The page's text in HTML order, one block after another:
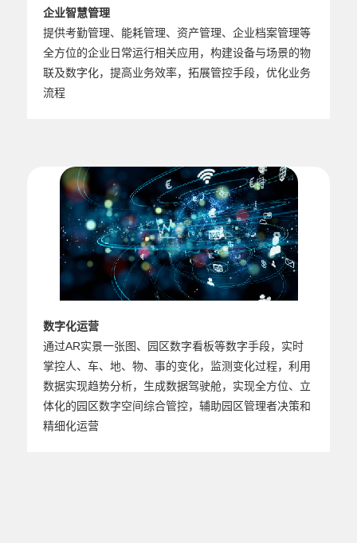
企业智慧管理
提供考勤管理、能耗管理、资产管理、企业档案管理等
全方位的企业日常运行相关应用，构建设备与场景的物
联及数字化，提高业务效率，拓展管控手段，优化业务
流程
数字化运营
通过AR实景一张图、园区数字看板等数字手段，实时
掌控人、车、地、物、事的变化，监测变化过程，利用
数据实现趋势分析，生成数据驾驶舱，实现全方位、立
体化的园区数字空间综合管控，辅助园区管理者决策和
精细化运营